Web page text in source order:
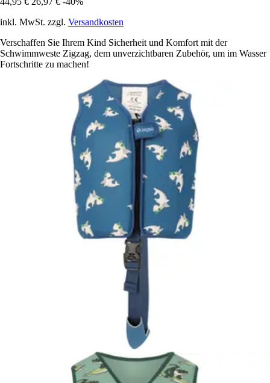
inkl. MwSt. zzgl. Versandkosten
Verschaffen Sie Ihrem Kind Sicherheit und Komfort mit der
Schwimmweste Zigzag, dem unverzichtbaren Zubehör, um im Wasser
Fortschritte zu machen!